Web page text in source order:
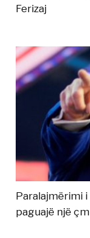
Ferizaj
Paralajmërimi
paguajë një